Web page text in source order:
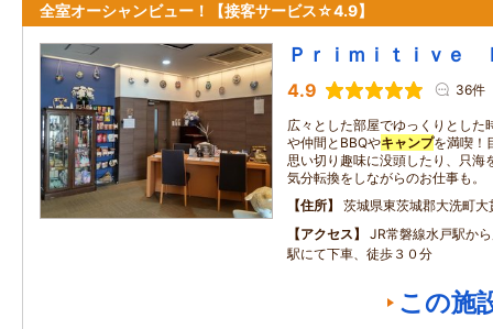
全室オーシャンビュー！【接客サービス☆4.9】
Ｐｒｉｍｉｔｉｖｅ
4.9 36件
広々とした部屋でゆっくりとした
や仲間とBBQやキャンプを満喫！
思い切り趣味に没頭したり、只海
気分転換をしながらのお仕事も。
住所
茨城県東茨城郡大洗町
アクセス
JR常磐線水戸駅か
駅にて下車、徒歩３０分
この施